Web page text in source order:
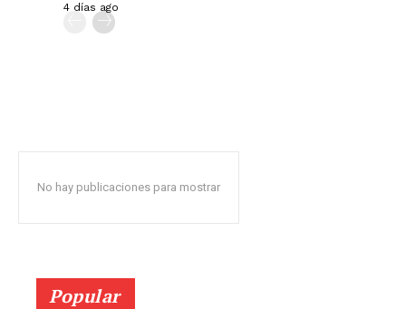
4 días ago
No hay publicaciones para mostrar
Popular